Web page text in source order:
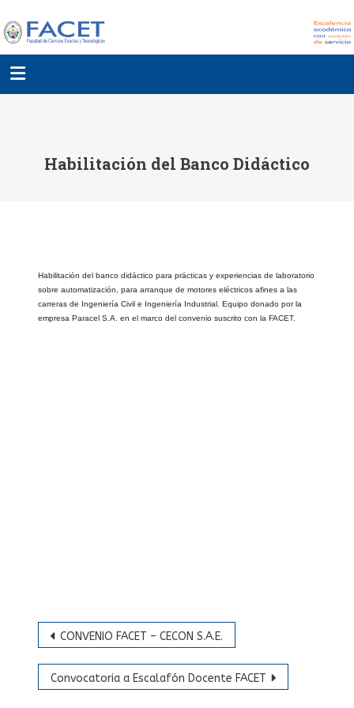
Habilitación del Banco Didáctico
Habilitación del banco didáctico para prácticas y experiencias de laboratorio
sobre automatización, para arranque de motores eléctricos afines a las
carreras de Ingeniería Civil e Ingeniería Industrial. Equipo donado por la
empresa Paracel S.A. en el marco del convenio suscrito con la FACET.
entradas
CONVENIO FACET – CECON S.A.E.
Convocatoria a Escalafón Docente FACET